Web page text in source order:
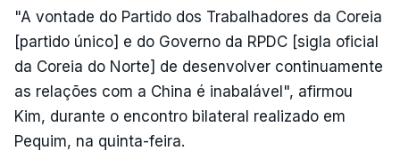
"A vontade do Partido dos Trabalhadores da Coreia
[partido único] e do Governo da RPDC [sigla oficial
da Coreia do Norte] de desenvolver continuamente
as relações com a China é inabalável", afirmou
Kim, durante o encontro bilateral realizado em
Pequim, na quinta-feira.